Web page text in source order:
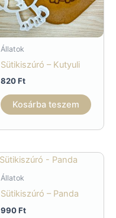
Állatok
Sütikiszúró – Kutyuli
820Ft
Kosárba teszem
Állatok
Sütikiszúró – Panda
990Ft